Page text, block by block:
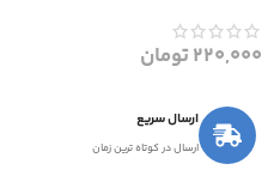
220,000تومان
ارسال سریع
ارسال در کوتاه ترین زمان